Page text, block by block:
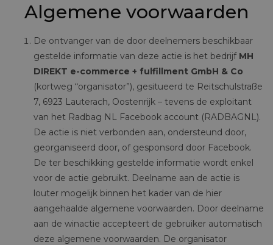
Algemene voorwaarden
De ontvanger van de door deelnemers beschikbaar
gestelde informatie van deze actie is het bedrijf MH
DIREKT e-commerce + fulfillment GmbH & Co
(kortweg “organisator”), gesitueerd te Reitschulstraße
7, 6923 Lauterach, Oostenrijk – tevens de exploitant
van het Radbag NL Facebook account (RADBAGNL).
De actie is niet verbonden aan, ondersteund door,
georganiseerd door, of gesponsord door Facebook.
De ter beschikking gestelde informatie wordt enkel
voor de actie gebruikt. Deelname aan de actie is
louter mogelijk binnen het kader van de hier
aangehaalde algemene voorwaarden. Door deelname
aan de winactie accepteert de gebruiker automatisch
deze algemene voorwaarden. De organisator